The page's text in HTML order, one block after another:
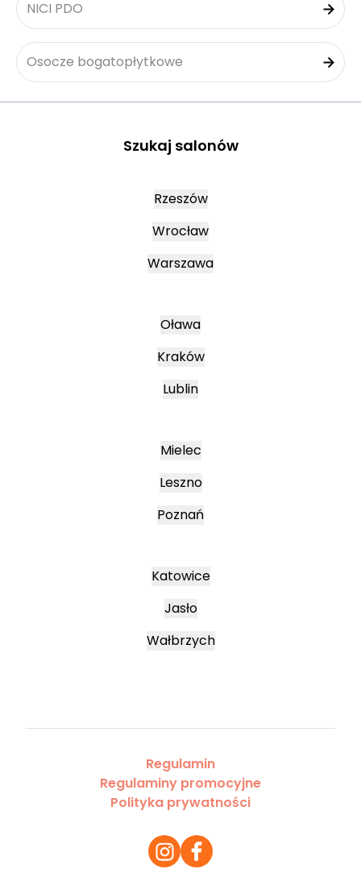
NICI PDO
Osocze bogatopłytkowe
Szukaj salonów
Rzeszów
Wrocław
Warszawa
Oława
Kraków
Lublin
Mielec
Leszno
Poznań
Katowice
Jasło
Wałbrzych
Regulamin
Regulaminy promocyjne
Polityka prywatności